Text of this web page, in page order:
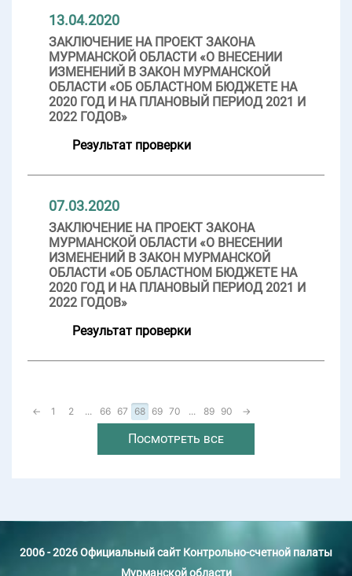
13.04.2020
ЗАКЛЮЧЕНИЕ НА ПРОЕКТ ЗАКОНА
МУРМАНСКОЙ ОБЛАСТИ «О ВНЕСЕНИИ
ИЗМЕНЕНИЙ В ЗАКОН МУРМАНСКОЙ
ОБЛАСТИ «ОБ ОБЛАСТНОМ БЮДЖЕТЕ НА
2020 ГОД И НА ПЛАНОВЫЙ ПЕРИОД 2021 И
2022 ГОДОВ»
Результат проверки
07.03.2020
ЗАКЛЮЧЕНИЕ НА ПРОЕКТ ЗАКОНА
МУРМАНСКОЙ ОБЛАСТИ «О ВНЕСЕНИИ
ИЗМЕНЕНИЙ В ЗАКОН МУРМАНСКОЙ
ОБЛАСТИ «ОБ ОБЛАСТНОМ БЮДЖЕТЕ НА
2020 ГОД И НА ПЛАНОВЫЙ ПЕРИОД 2021 И
2022 ГОДОВ»
Результат проверки
← 1 2 ... 66 67 68 69 70 ... 89 90 →
Посмотреть все
2006 - 2026 Официальный сайт Контрольно-счетной палаты
Мурманской области